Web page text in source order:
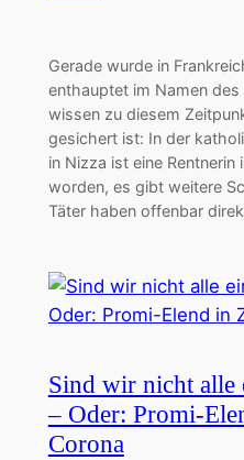
Gerade wurde in
enthauptet im Namen
wissen zu diesem
gesichert ist: In der
in Nizza ist eine
worden, es gibt weitere
Täter haben offenbar
Sind wir nicht alle
– Oder: Promi-
Corona